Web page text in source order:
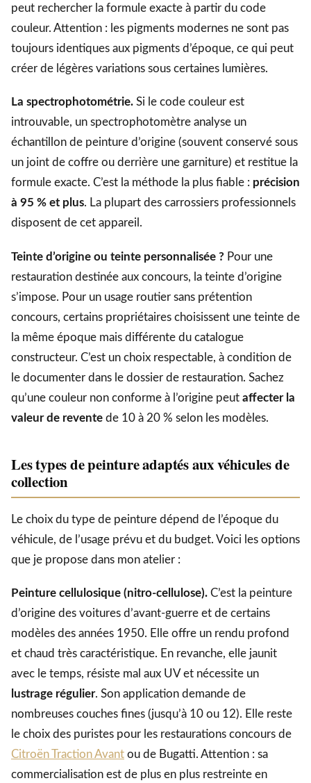
peut rechercher la formule exacte à partir du code
couleur. Attention : les pigments modernes ne sont pas
toujours identiques aux pigments d’époque, ce qui peut
créer de légères variations sous certaines lumières.
La spectrophotométrie. Si le code couleur est
introuvable, un spectrophotomètre analyse un
échantillon de peinture d’origine (souvent conservé sous
un joint de coffre ou derrière une garniture) et restitue la
formule exacte. C’est la méthode la plus fiable : précision
à 95 % et plus. La plupart des carrossiers professionnels
disposent de cet appareil.
Teinte d’origine ou teinte personnalisée ? Pour une
restauration destinée aux concours, la teinte d’origine
s’impose. Pour un usage routier sans prétention
concours, certains propriétaires choisissent une teinte de
la même époque mais différente du catalogue
constructeur. C’est un choix respectable, à condition de
le documenter dans le dossier de restauration. Sachez
qu’une couleur non conforme à l’origine peut affecter la
valeur de revente de 10 à 20 % selon les modèles.
Les types de peinture adaptés aux véhicules de
collection
Le choix du type de peinture dépend de l’époque du
véhicule, de l’usage prévu et du budget. Voici les options
que je propose dans mon atelier :
Peinture cellulosique (nitro-cellulose). C’est la peinture
d’origine des voitures d’avant-guerre et de certains
modèles des années 1950. Elle offre un rendu profond
et chaud très caractéristique. En revanche, elle jaunit
avec le temps, résiste mal aux UV et nécessite un
lustrage régulier. Son application demande de
nombreuses couches fines (jusqu’à 10 ou 12). Elle reste
le choix des puristes pour les restaurations concours de
Citroën Traction Avant ou de Bugatti. Attention : sa
commercialisation est de plus en plus restreinte en